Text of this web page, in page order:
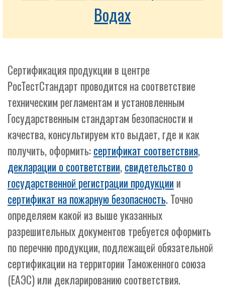
Водах
Сертификация продукции в центре
РосТестСтандарт проводится на соответствие
техническим регламентам и установленным
Государственным стандартам безопасности и
качества, консультируем кто выдает, где и как
получить, оформить:сертификат соответствия,
декларации о соответствии,свидетельство о
государственной регистрации продукции и
сертификат на пожарную безопасность. Точно
определяем какой из выше указанных
разрешительных документов требуется оформить
по перечню продукции, подлежащей обязательной
сертификации на территории Таможенного союза
(ЕАЭС) или декларированию соответствия.